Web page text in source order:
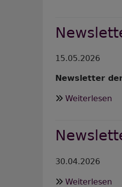
15.05.2026
Newsletter
Weiterlesen
30.04.2026
Weiterlesen